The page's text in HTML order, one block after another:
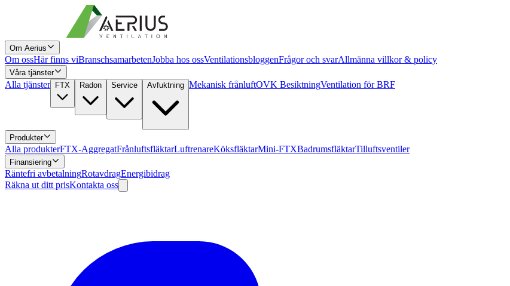
Om Aerius
Om ossHär finns viBranschsamarbetenJobba hos ossVentilationsbloggenFrågor och svarAllmänna villkor & policy
Våra tjänster
Alla tjänster FTX Radon Service Avfuktning Mekanisk frånluftOVK BesiktningVentilation för BRF
Produkter
Alla produkterFTX-AggregatFrånluftsfläktarLuftrenareKöksfläktarMini-FTXBadrumsfläktarTilluftsventiler
Finansiering
Räntefri avbetalningRotavdragEnergibidrag
Räkna ut ditt prisKontakta oss